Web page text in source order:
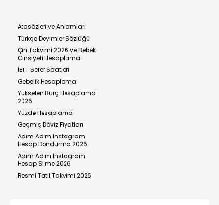
Atasözleri ve Anlamları
Türkçe Deyimler Sözlüğü
Çin Takvimi 2026 ve Bebek
Cinsiyeti Hesaplama
İETT Sefer Saatleri
Gebelik Hesaplama
Yükselen Burç Hesaplama
2026
Yüzde Hesaplama
Geçmiş Döviz Fiyatları
Adım Adım Instagram
Hesap Dondurma 2026
Adım Adım Instagram
Hesap Silme 2026
Resmi Tatil Takvimi 2026